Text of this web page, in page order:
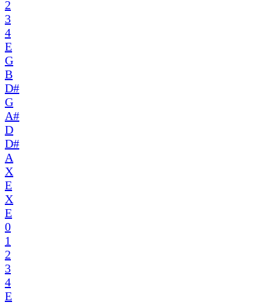
2
3
4
E
G
B
D#
G
A#
D
D#
A
X
E
X
E
0
1
2
3
4
E